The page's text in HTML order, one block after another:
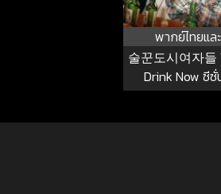
พากย์ไทยแล
술꾼도시여자들
Drink Now ซีซั่